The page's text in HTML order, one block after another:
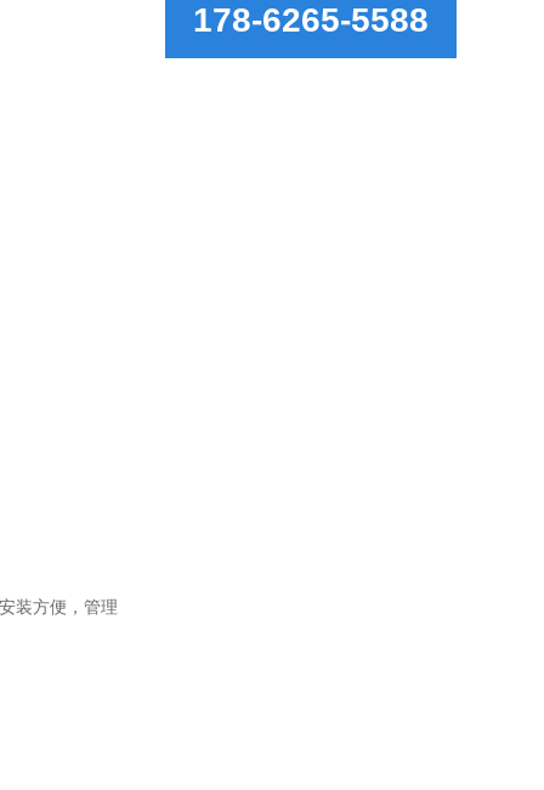
装方便，管理
178-6265-5588